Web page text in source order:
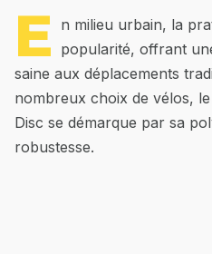
E n milieu urbain, la
popularité, offrant
saine aux déplacements
nombreux choix de vélos,
Disc se démarque par sa
robustesse.